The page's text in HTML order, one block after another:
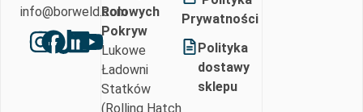
info@borweld.comRolowych
Pokryw
Lukowe
Ładowni
Statków
(Rolling Hatch
Prywatności
Polityka
dostawy
sklepu